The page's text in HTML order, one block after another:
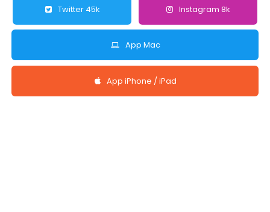
Twitter 45k Instagram 8k
App Mac
App iPhone / iPad